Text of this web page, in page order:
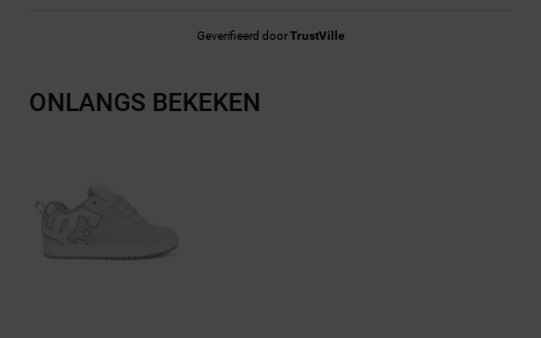
Geverifieerd doorTrustVille
ONLANGS BEKEKEN